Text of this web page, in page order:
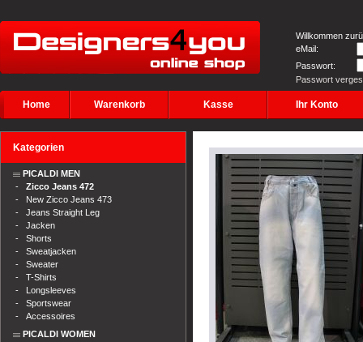
Willkommen
eMail:
Passwort:
Passwort
Home Warenkorb Kasse Ihr Konto
Kategorien
PICALDI MEN
- Zicco Jeans 472
- New Zicco Jeans 473
- Jeans Straight Leg
- Jacken
- Shorts
- Sweatjacken
- Sweater
- T-Shirts
- Longsleeves
- Sportswear
- Accessoires
PICALDI WOMEN